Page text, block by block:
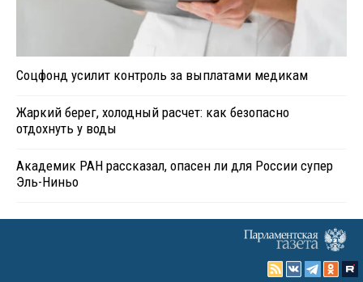
Соцфонд усилит контроль за выплатами медикам
Жаркий берег, холодный расчет: как безопасно
отдохнуть у воды
Академик РАН рассказал, опасен ли для России супер
Эль-Ниньо